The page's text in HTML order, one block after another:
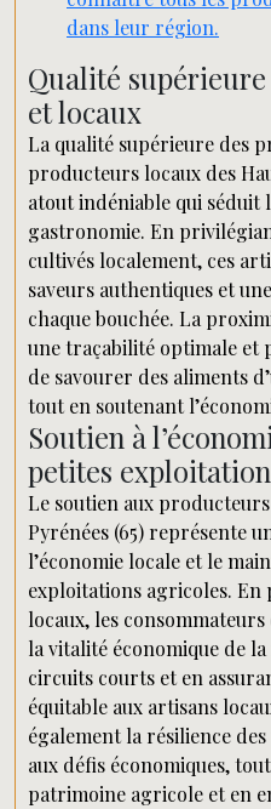
dans leur région.
Qualité
et locaux
La qualité supérieure des
producteurs locaux des
atout indéniable qui séduit
gastronomie. En
cultivés localement, ces
saveurs authentiques et
chaque bouchée. La
une traçabilité optimale et
de savourer des aliments
tout en soutenant
Soutien à
petites
Le soutien aux
Pyrénées (65) représente
l’économie locale et le
exploitations agricoles.
locaux, les
la vitalité économique de
circuits courts et en
équitable aux artisans
également la résilience
aux défis économiques,
patrimoine agricole et en